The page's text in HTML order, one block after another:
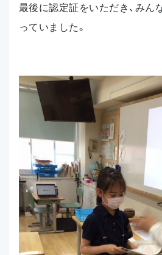
最後に認定証をいただき、みん
っていました。